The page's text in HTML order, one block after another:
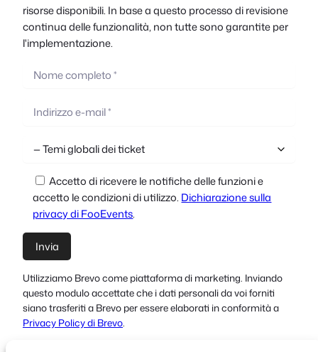
risorse disponibili. In base a questo processo di revisione
continua delle funzionalità, non tutte sono garantite per
l'implementazione.
Accetto di ricevere le notifiche delle funzioni e
accetto le condizioni di utilizzo. Dichiarazione sulla
privacy di FooEvents.
Utilizziamo Brevo come piattaforma di marketing. Inviando
questo modulo accettate che i dati personali da voi forniti
siano trasferiti a Brevo per essere elaborati in conformità a
Privacy Policy di Brevo.